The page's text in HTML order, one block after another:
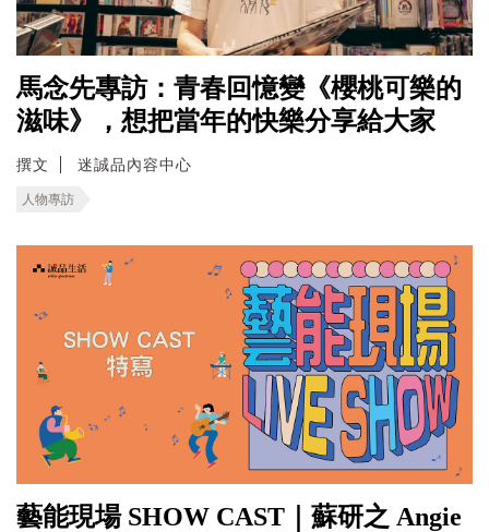
馬念先專訪：青春回憶變《櫻桃可樂的
滋味》，想把當年的快樂分享給大家
撰文 迷誠品內容中心
人物專訪
藝能現場 SHOW CAST｜蘇研之 Angie